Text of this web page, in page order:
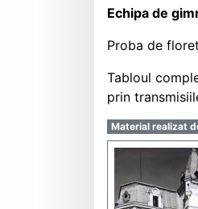
Echipa de
Proba de
Tabloul
prin
Material realizat